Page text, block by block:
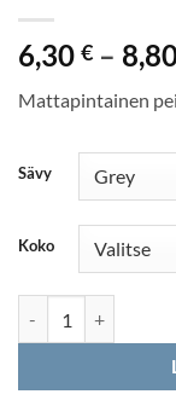
6,30 € –
Mattapintainen
Sävy
Koko